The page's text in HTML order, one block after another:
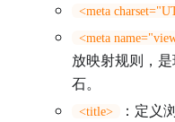
<meta
<meta
放映射规则，
石。
<title>
：定义